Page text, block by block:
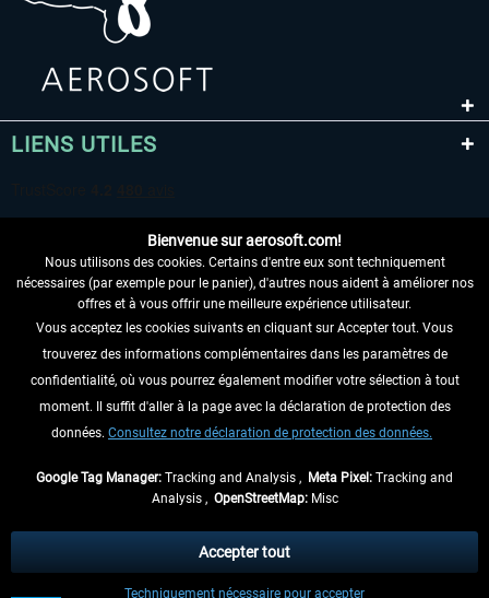
LIENS UTILES
RENONCER AU CONTRAT ICI
INFORMATIONS
NE MANQUEZ PAS LES DERNIÈRES
échéant, frais de remboursement, si aucune description contraire.
** S'applique aux envois vers l'Allemagne. Pour les autres pays, veuillez
Bienvenue sur aerosoft.com!
Nous utilisons des cookies. Certains d'entre eux sont techniquement
nécessaires (par exemple pour le panier), d'autres nous aident à améliorer nos
offres et à vous offrir une meilleure expérience utilisateur.
Vous acceptez les cookies suivants en cliquant sur Accepter tout. Vous
trouverez des informations complémentaires dans les paramètres de
confidentialité, où vous pourrez également modifier votre sélection à tout
moment. Il suffit d'aller à la page avec la déclaration de protection des
données. Consultez notre déclaration de protection des données.
Google Tag Manager: Tracking and Analysis , Meta Pixel: Tracking and
Analysis , OpenStreetMap:Misc
Techniquement nécessaire pour accepter
Accepter tout